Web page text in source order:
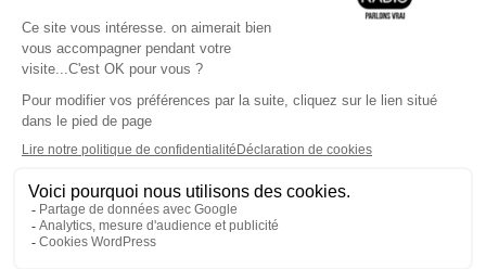
L'application Iphone / Android
Téléchargez l'application
Les cookies
Gestion des cookies
Crédit photos : ©Sud Radio / Pierre Olivier